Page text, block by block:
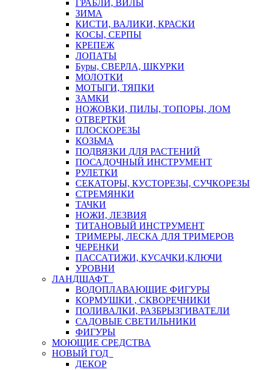
ГРАБЛИ, ВИЛЫ
ЗИМА
КИСТИ, ВАЛИКИ, КРАСКИ
КОСЫ, СЕРПЫ
КРЕПЕЖ
ЛОПАТЫ
Буры, СВЕРЛА, ШКУРКИ
МОЛОТКИ
МОТЫГИ, ТЯПКИ
ЗАМКИ
НОЖОВКИ, ПИЛЫ, ТОПОРЫ, ЛОМ
ОТВЕРТКИ
ПЛОСКОРЕЗЫ
КОЗЬМА
ПОДВЯЗКИ ДЛЯ РАСТЕНИЙ
ПОСАДОЧНЫЙ ИНСТРУМЕНТ
РУЛЕТКИ
СЕКАТОРЫ, КУСТОРЕЗЫ, СУЧКОРЕЗЫ
СТРЕМЯНКИ
ТАЧКИ
НОЖИ, ЛЕЗВИЯ
ТИТАНОВЫЙ ИНСТРУМЕНТ
ТРИМЕРЫ, ЛЕСКА ДЛЯ ТРИМЕРОВ
ЧЕРЕНКИ
ПАССАТИЖИ, КУСАЧКИ,КЛЮЧИ
УРОВНИ
ЛАНДШАФТ
ВОДОПЛАВАЮЩИЕ ФИГУРЫ
КОРМУШКИ , СКВОРЕЧНИКИ
ПОЛИВАЛКИ, РАЗБРЫЗГИВАТЕЛИ
САДОВЫЕ СВЕТИЛЬНИКИ
ФИГУРЫ
МОЮЩИЕ СРЕДСТВА
НОВЫЙ ГОД
ДЕКОР